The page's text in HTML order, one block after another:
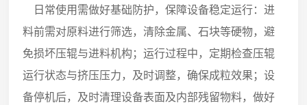
日常使用需做好基础防护，保障设备稳定运行：进
料前需对原料进行筛选，清除金属、石块等硬物，避
免损坏压辊与进料机构；运行过程中，定期检查压辊
运行状态与挤压压力，及时调整，确保成粒效果；设
备停机后，及时清理设备表面及内部残留物料，做好